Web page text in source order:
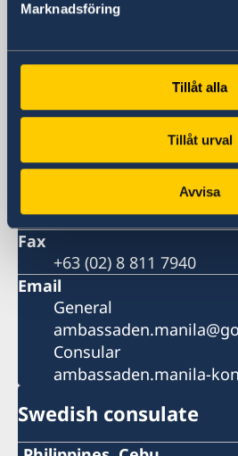
Marknadsföring
Tillåt alla
Tillåt urval
Avvisa
21st Drive corner 20th
Metro Manila,
11th Floor,
21st Drive corner 20th
Global City, 1630 Taguig,
Metro Manila,
+63 (02) 8 811 7900
Fax
+63 (02) 8 811 7940
Email
General
Consular
ambassaden.manila-
Swedish consulate